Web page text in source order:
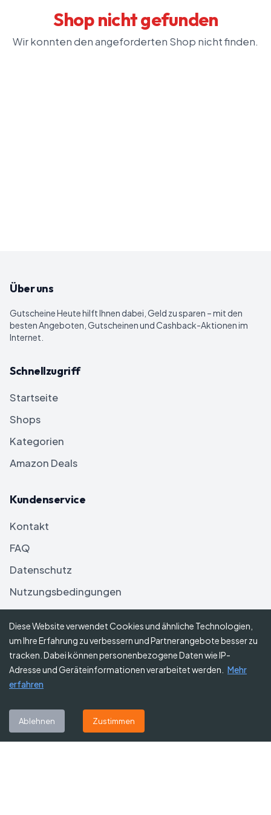
Shop nicht gefunden
Wir konnten den angeforderten Shop nicht finden.
Über uns
Gutscheine Heutehilft Ihnen dabei, Geld zu sparen – mit den
besten Angeboten, Gutscheinen und Cashback-Aktionen im
Internet.
Schnellzugriff
Startseite
Shops
Kategorien
Amazon Deals
Kundenservice
Kontakt
FAQ
Datenschutz
Nutzungsbedingungen
Haftungsausschluss
Folgen Sie uns
Diese Website verwendet Cookies und ähnliche Technologien,
um Ihre Erfahrung zu verbessern und Partnerangebote besser zu
tracken. Dabei können personenbezogene Daten wie IP-
Adresse und Geräteinformationen verarbeitet werden.
Mehr
erfahren
Ablehnen Zustimmen